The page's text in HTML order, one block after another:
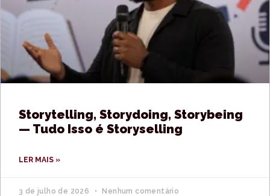
Storytelling, Storydoing, Storybeing
— Tudo Isso é Storyselling
LER MAIS »
3 de julho de 2026 Nenhum comentário